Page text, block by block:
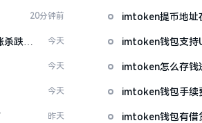
20分钟前
跌被
今天
今天
今天
昨天
imtoken提币地址
imtoken钱包支持
imtoken怎么存钱
imtoken钱包手续
imtoken钱包有借